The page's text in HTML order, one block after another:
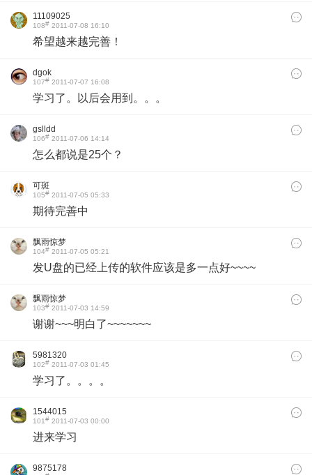
11109025
108# 2011-07-08 16:10
希望越来越完善！
dgok
107# 2011-07-07 16:08
学习了。以后会用到。。。
gslldd
106# 2011-07-06 14:14
怎么都说是25个？
可斑
105# 2011-07-05 05:33
期待完善中
飘雨惊梦
104# 2011-07-05 05:21
发U盘的已经上传的软件应该是多一点好~~~~
飘雨惊梦
103# 2011-07-03 14:59
谢谢~~~明白了~~~~~~~
5981320
102# 2011-07-03 01:45
学习了。。。。
1544015
101# 2011-07-03 00:00
进来学习
9875178